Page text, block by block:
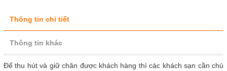
Thông tin chi tiết
Thông tin khác
Để thu hút và giữ chân được khách hàng thì các khách sạn cần chú